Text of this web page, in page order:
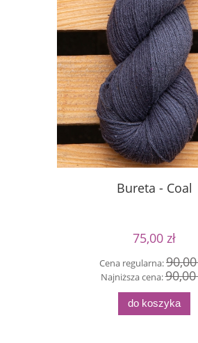
Bureta - Coal
75,00 zł
Cena regularna:90,00
Najniższa cena:90,00
do koszyka